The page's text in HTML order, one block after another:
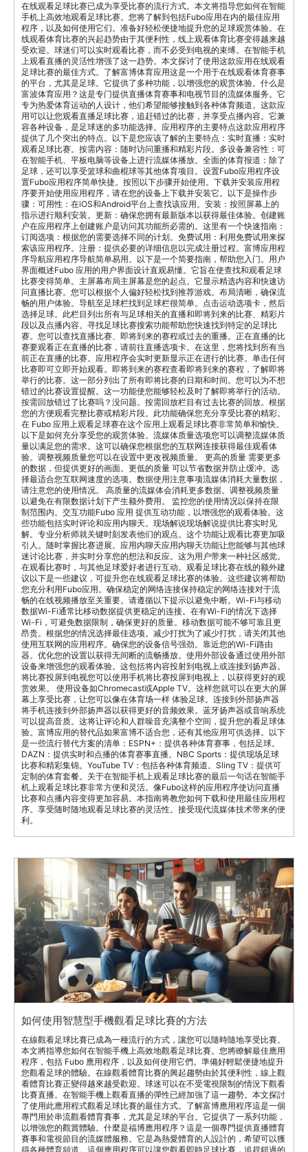
在线观看足球比赛已成为享受比赛的流行方式。本文将指导您如何在智能
手机上高效地观看足球比赛。您将了解到包括Fubo应用在内的最佳应用
程序，以及如何使用它们。准备好轻松便捷地提升您的足球观赏体验。在
线观看体育比赛的兴起趋势由于其便利性，线上观看体育比赛变得越来越
受欢迎。球迷们可以实时观看比赛，而不必受到电视的束缚。在智能手机
上观看直播的灵活性增强了这一趋势。本文探讨了使用这款应用在线观看
足球比赛的最佳方式。了解富博体育应用这是一个用于在线观看体育赛事
的平台，尤其是足球。它提供了多种功能，以增强您的观赏体验。什么是
富波体育应用？这是专门提供直播体育赛事和电视节目的流媒体服务。它
专为热爱体育运动的人设计，他们希望能够接触到各种体育频道。这款应
用可以让您观看直播足球比赛，追赶错过的比赛，并享受点播内容。它兼
容各种设备，是足球迷的多功能选择。应用程序的主要特点这款应用程序
提供了几个突出的特点。以下是您应该了解的主要特点：实时直播：实时
观看足球比赛。按需内容：随时访问重播和精彩片段。多设备兼容性：可
在智能手机、平板电脑等设备上进行流媒体播放。全面的体育报道：除了
足球，还可以享受篮球和曲棍球等其他体育项目。设置Fubo应用程序设
置Fubo应用程序简单快捷。按照以下步骤开始使用。下载并安装应用程
序要开始使用应用程序，请在您的设备上下载并安装它。以下是操作步
骤：可用性：在iOS和Android平台上查找该应用。安装：按照屏幕上的
指示进行顺利安装。更新：确保您拥有最新版本以获得最佳体验。创建账
户在应用程序上创建账户是访问其功能所必需的。这里有一个快速指南：
订阅选项：根据您的需要选择不同的计划。免费试用：利用免费试用来探
索该应用程序。注册：提供必要的详细信息以完成注册过程。富博应用程
序导航应用程序导航简单易用。以下是一个简要指南，帮助您入门。用户
界面概述Fubo 应用的用户界面设计直观易懂。它旨在使查找和观看足球
比赛变得简单。主屏幕布局主屏幕是您的起点。它显示精选内容和快速访
问直播比赛。您可以根据个人偏好轻松找到推荐游戏。布局清晰，确保流
畅的用户体验。导航至足球栏找到足球栏很简单。点击运动选项卡，然后
选择足球。此栏目列出所有与足球相关的直播和即将到来的比赛、精彩片
段以及点播内容。寻找足球比赛搜索功能帮助您快速找到特定的足球比
赛。您可以查找直播比赛、即将到来的赛程或过去的重播。正在直播的比
赛要观看正在直播的比赛，请前往直播选项卡。在这里，您将找到所有当
前正在直播的比赛。应用程序会实时更新显示正在进行的比赛。单击任何
比赛即可立即开始观看。即将到来的赛程查看即将到来的赛程，了解即将
举行的比赛。这一部分列出了所有即将比赛的日期和时间。您可以为不想
错过的比赛设置提醒。这一功能使您能够轻松及时了解即将举行的活动。
按需回放错过了比赛吗？没问题。按需回放栏目有过去比赛的回放。根据
您的方便观看完整比赛或精彩片段。此功能确保您充分享受比赛的精彩。
在 Fubo 应用上观看足球赛在这个应用上观看足球比赛非常简单和愉快。
以下是如何充分享受您的观赏体验。流媒体质量选项您可以调整流媒体质
量以满足您的需求。这可以确保您根据您的互联网连接获得最佳观看体
验。调整视频质量您可以在设置中更改视频质量。 更高的质量 需要更多
的数据，但提供更好的画面。更低的质量 可以节省数据并防止缓冲。选
择最适合您互联网速度的选项。数据使用注意事项流媒体消耗大量数据，
请注意您的使用情况。 高质量的流媒体会消耗更多数据。调整视频质量
以避免在有限数据计划下产生额外费用。 监控您的使用情况以保持在限
制范围内。交互功能Fubo 应用 提供互动功能，以增强您的观看体验。这
些功能包括实时评论和应用内聊天。现场解说现场解说提供比赛实时见
解。专业分析师就关键时刻发表他们的观点。这个功能让观看比赛更加吸
引人。随时掌握比赛进展。应用内聊天应用内聊天功能让您能够与其他球
迷讨论比赛，并实时分享您的想法和反应。这为用户带来一种社区感觉。
在观看比赛时，与其他足球爱好者进行互动。观看足球比赛在线的额外建
议以下是一些建议，可提升您在线观看足球比赛的体验。这些建议将帮助
您充分利用Fubo应用。确保稳定的网络连接保持稳定的网络连接对于流
畅的在线视频播放至关重要。请遵循以下提示以避免中断。Wi-Fi与移动
数据Wi-Fi通常比移动数据提供更稳定的连接。在有Wi-Fi的情况下选择
Wi-Fi，可避免数据限制，确保更好的质量。移动数据可能不够可靠且更
昂贵。根据您的情况选择最佳选项。减少打扰为了减少打扰，请关闭其他
使用互联网的应用程序。确保您的设备信号强劲。靠近您的Wi-Fi路由
器。优化您的设置以获得无间断的流畅播放。使用外部设备通过使用外部
设备来增强您的观看体验。这包括将内容投射到电视上或连接到扬声器。
将比赛投屏到电视您可以使用手机将比赛投屏到电视上，以获得更好的观
赏效果。 使用设备如Chromecast或Apple TV。这样您就可以在更大的屏
幕上享受比赛，让您可以像在体育场一样 体验足球。连接到外部扬声器
将手机连接到外部扬声器以获得更好的音频效果。蓝牙扬声器或音响系统
可以提高音质。这将让评论和人群噪音充满整个空间，提升您的看足球体
验。富博应用的替代品如果富博不适合您，还有其他应用可供选择。以下
是一些流行替代方案的清单：ESPN+：提供各种体育赛事，包括足球。
DAZN：提供实时和点播的体育赛事直播。NBC Sports：提供现场足球
比赛和精彩集锦。YouTube TV：包括各种体育频道。Sling TV：提供可
定制的体育套餐。关于在智能手机上观看足球比赛的最后一句话在智能手
机上观看足球比赛非常方便和灵活。像Fubo这样的应用程序使访问直播
比赛和点播内容变得更加容易。本指南将教您如何下载和使用最佳应用程
序。享受随时随地观看足球比赛的灵活性。接受现代流媒体技术带来的便
利。
如何使用智慧型手機觀看足球比賽的方法
在線觀看足球比賽已成為一種流行的方式，讓您可以隨時隨地享受比賽。
本文將指導您如何在智能手機上高效地觀看足球比賽。您將瞭解最佳應用
程序，包括 Fubo 應用程序，以及如何使用它們。準備好輕鬆便捷地提升
您觀看足球的體驗。在線觀看體育比賽的興起趨勢由於其便利性，線上觀
看體育比賽正變得越來越受歡迎。球迷可以在不受電視限制的情況下觀看
比賽直播。在智能手機上觀看直播的彈性已經加強了這一趨勢。本文探討
了使用此應用程式觀看足球比賽的最佳方式。了解富博應用程序這是一個
專門用於串流觀看體育賽事，尤其是足球的平台。它提供了一系列功能，
以增強您的觀賞體驗。什麼是福博應用程序？這是一個專門提供直播體育
賽事和電視節目的流媒體服務。它是為熱愛體育的人設計的，希望可以獲
得各種體育頻道。這個應用程序可以讓您觀看即時足球比賽，追趕錯過的